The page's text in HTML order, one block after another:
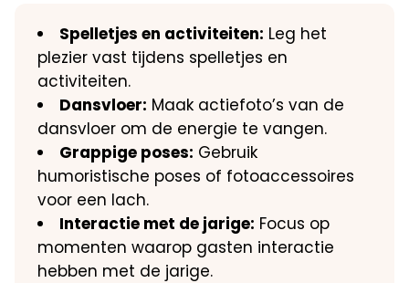
Spelletjes en activiteiten: Leg het
plezier vast tijdens spelletjes en
activiteiten.​
Dansvloer: Maak actiefoto’s van de
dansvloer om de energie te vangen.​
Grappige poses: Gebruik
humoristische poses of fotoaccessoires
voor een lach.​
Interactie met de jarige: Focus op
momenten waarop gasten interactie
hebben met de jarige.​